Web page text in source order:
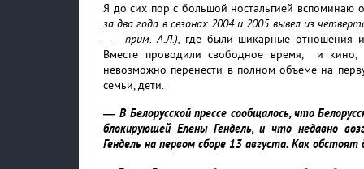
Я до сих пор с большой ностальгией вспоминаю
за два года в сезонах 2004 и 2005 вывел из
— прим. А.Л.), где были шикарные отношения
Вместе проводили свободное время, и
невозможно перенести в полном объеме на
семьи, дети.
—В Белорусской прессе сообщалось, что
блокирующей Елены Гендель, и что недавно
Гендель на первом сборе 13 августа. Как